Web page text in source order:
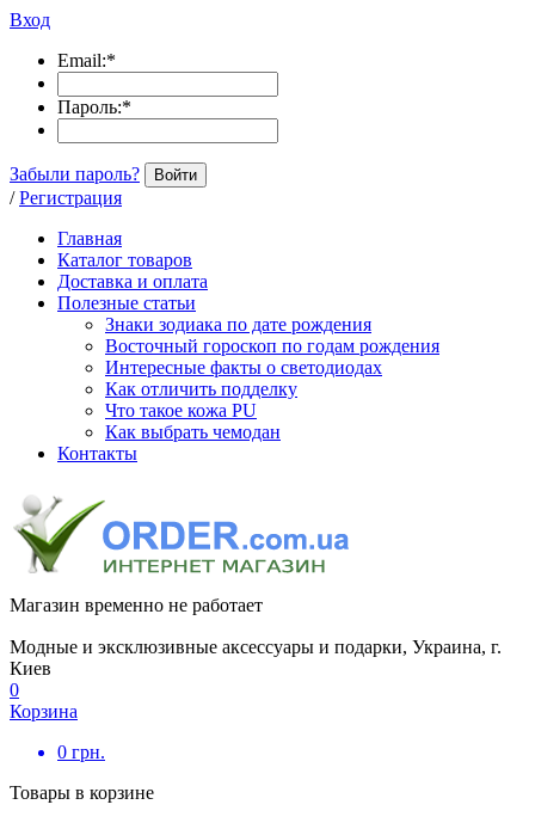
Вход
Email:*
Пароль:*
Забыли пароль? Войти
/ Регистрация
Главная
Каталог товаров
Доставка и оплата
Полезные статьи
Знаки зодиака по дате рождения
Восточный гороскоп по годам рождения
Интересные факты о светодиодах
Как отличить подделку
Что такое кожа PU
Как выбрать чемодан
Контакты
Магазин временно не работает
Модные и эксклюзивные аксессуары и подарки, Украина, г.
Киев
0
Корзина
0 грн.
Товары в корзине